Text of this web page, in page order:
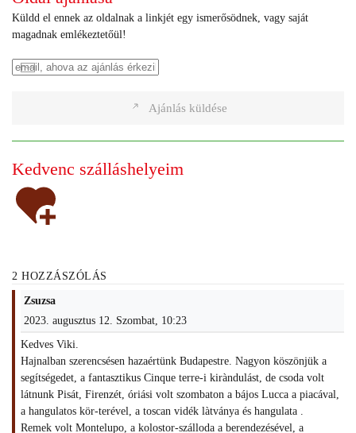
Küldd el ennek az oldalnak a linkjét egy ismerősödnek, vagy saját
magadnak emlékeztetőül!
Ajánlás küldése
Kedvenc szálláshelyeim
2 HOZZÁSZÓLÁS
Zsuzsa
2023. augusztus 12. Szombat, 10:23
Kedves Viki.
Hajnalban szerencsésen hazaértünk Budapestre. Nagyon köszönjük a
segítségedet, a fantasztikus Cinque terre-i kiràndulást, de csoda volt
látnunk Pisát, Firenzét, óriási volt szombaton a bájos Lucca a piacával,
a hangulatos kör-terével, a toscan vidék làtványa és hangulata .
Remek volt Montelupo, a kolostor-szálloda a berendezésével, a